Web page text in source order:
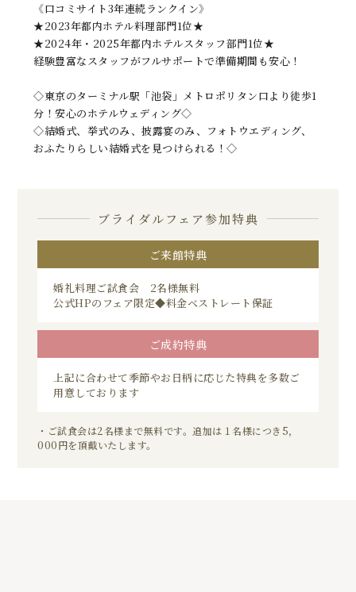
《口コミサイト3年連続ランクイン》
★2023年都内ホテル料理部門1位★
★2024年・2025年都内ホテルスタッフ部門1位★
経験豊富なスタッフがフルサポートで準備期間も安心！
◇東京のターミナル駅「池袋」メトロポリタン口より徒歩1
分！安心のホテルウェディング◇
◇結婚式、挙式のみ、披露宴のみ、フォトウエディング、
おふたりらしい結婚式を見つけられる！◇
ブライダルフェア参加特典
ご来館特典
婚礼料理ご試食会 2名様無料
公式HPのフェア限定◆料金ベストレート保証
ご成約特典
上記に合わせて季節やお日柄に応じた特典を多数ご
用意しております
・ご試食会は2名様まで無料です。追加は１名様につき5，
000円を頂戴いたします。